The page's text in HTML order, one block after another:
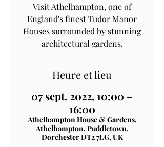
Visit Athelhampton, one of
England's finest Tudor Manor
Houses surrounded by stunning
architectural gardens.
Heure et lieu
07 sept. 2022, 10:00 –
16:00
Athelhampton House & Gardens,
Athelhampton, Puddletown,
Dorchester DT2 7LG, UK